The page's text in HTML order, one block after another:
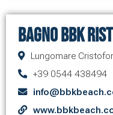
Bagno BBK
Lungomare
+39 0544 438494